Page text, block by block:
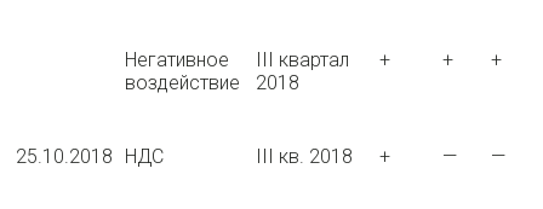
Негативное
воздействие
III квартал
2018
+ + +
25.10.2018 НДС III кв. 2018 + — —